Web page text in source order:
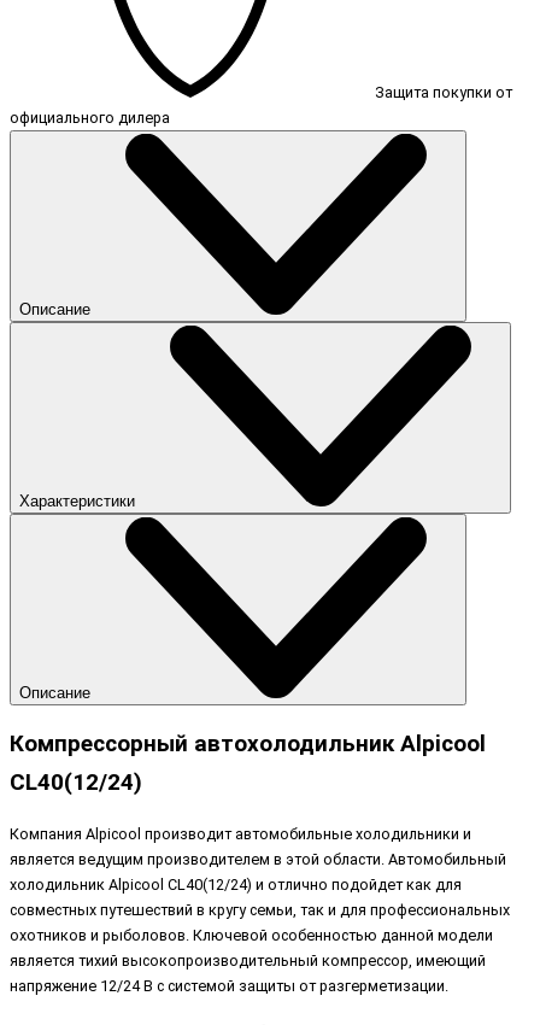
Защита покупки от
официального дилера
Описание
Характеристики
Описание
Компрессорный автохолодильник Alpicool
CL40(12/24)
Компания Alpicool производит автомобильные холодильники и
является ведущим производителем в этой области. Автомобильный
холодильник Alpicool CL40(12/24) и отлично подойдет как для
совместных путешествий в кругу семьи, так и для профессиональных
охотников и рыболовов. Ключевой особенностью данной модели
является тихий высокопроизводительный компрессор, имеющий
напряжение 12/24 B с системой защиты от разгерметизации.